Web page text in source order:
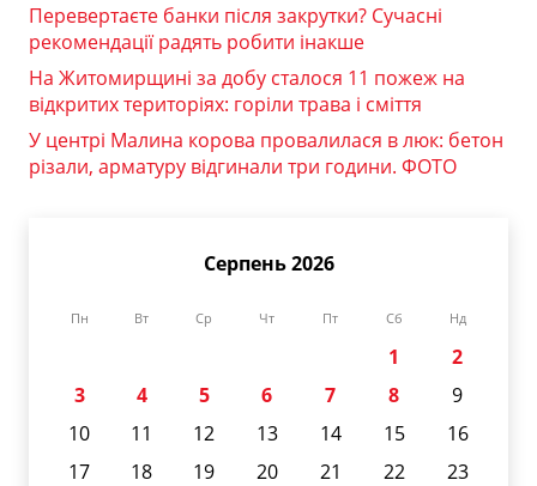
Перевертаєте банки після закрутки? Сучасні
рекомендації радять робити інакше
На Житомирщині за добу сталося 11 пожеж на
відкритих територіях: горіли трава і сміття
У центрі Малина корова провалилася в люк: бетон
різали, арматуру відгинали три години. ФОТО
Серпень 2026
Пн Вт Ср Чт Пт Сб Нд
1
2
3
4 5 6 7 8
9
10
11 12 13 14 15
16
17
18 19 20 21 22
23